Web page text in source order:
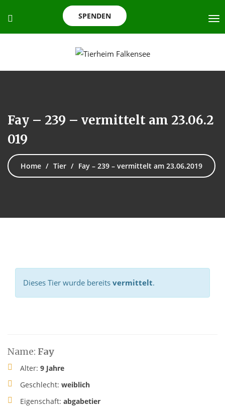
SPENDEN
Fay – 239 – vermittelt am 23.06.2
019
Home Tier Fay – 239 – vermittelt am 23.06.2019
Dieses Tier wurde bereits vermittelt.
Name: Fay
Alter: 9 Jahre
Geschlecht: weiblich
Eigenschaft: abgabetier